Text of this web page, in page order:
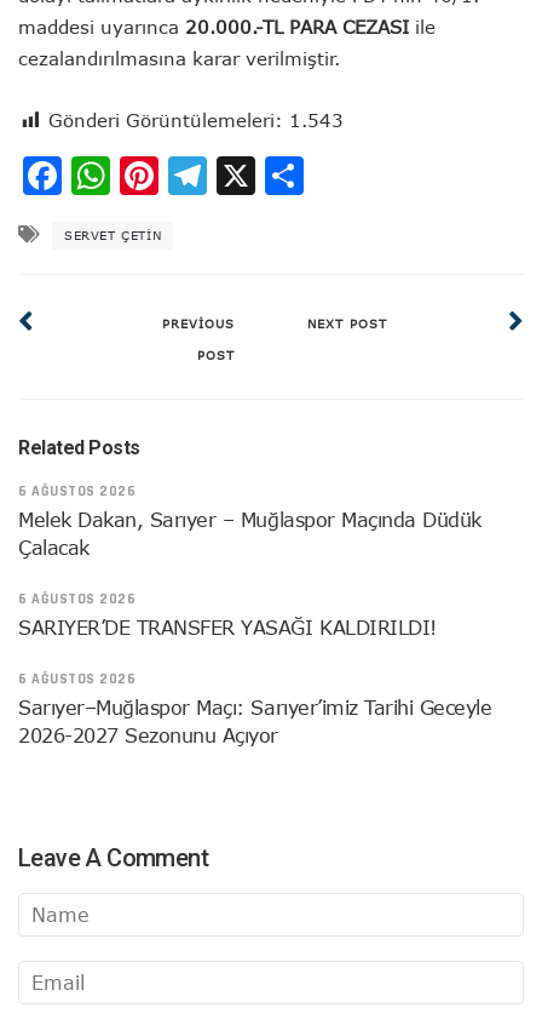
maddesi uyarınca 20.000.-TL PARA CEZASI ile
cezalandırılmasına karar verilmiştir.
Gönderi Görüntülemeleri: 1.543
Facebook
WhatsApp
Pinterest
Telegram
X
SERVET ÇETIN
PREVIOUS
POST
NEXT POST
Related Posts
6 AĞUSTOS 2026
Melek Dakan, Sarıyer – Muğlaspor Maçında Düdük
Çalacak
6 AĞUSTOS 2026
SARIYER’DE TRANSFER YASAĞI KALDIRILDI!
6 AĞUSTOS 2026
Sarıyer–Muğlaspor Maçı: Sarıyer’imiz Tarihi Geceyle
2026-2027 Sezonunu Açıyor
Leave A Comment